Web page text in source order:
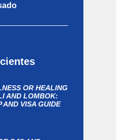
OR HEALING
AND LOMBOK:
AND VISA GUIDE